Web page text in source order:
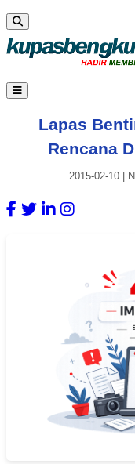
Lapas
Rencana
2015-02-10|